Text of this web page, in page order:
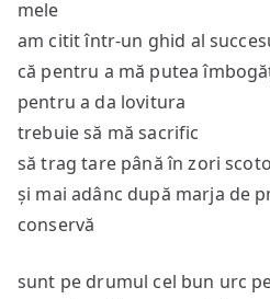
mele
am citit într-un ghid al
că pentru a mă putea
pentru a da lovitura
trebuie să mă sacrific
să trag tare până în zori
și mai adânc după marja de
conservă
sunt pe drumul cel bun urc